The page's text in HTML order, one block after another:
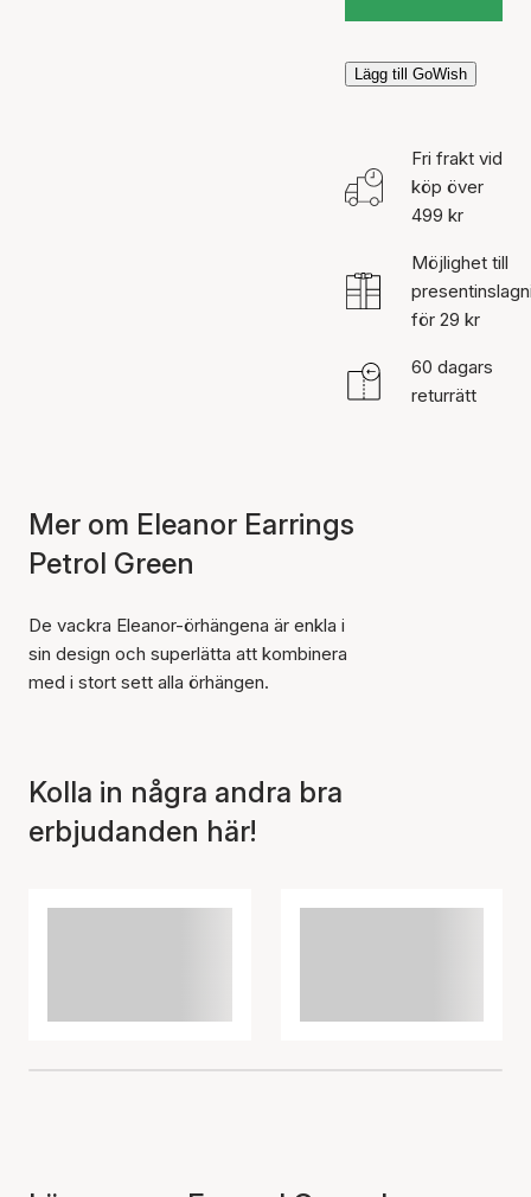
Lägg till GoWish
Fri frakt vid
köp över
499 kr
Möjlighet till
för 29 kr
60 dagars
returrätt
Mer om Eleanor Earrings
Petrol Green
De vackra Eleanor-örhängena är enkla i
sin design och superlätta att kombinera
med i stort sett alla örhängen.
Kolla in några andra bra
erbjudanden här!